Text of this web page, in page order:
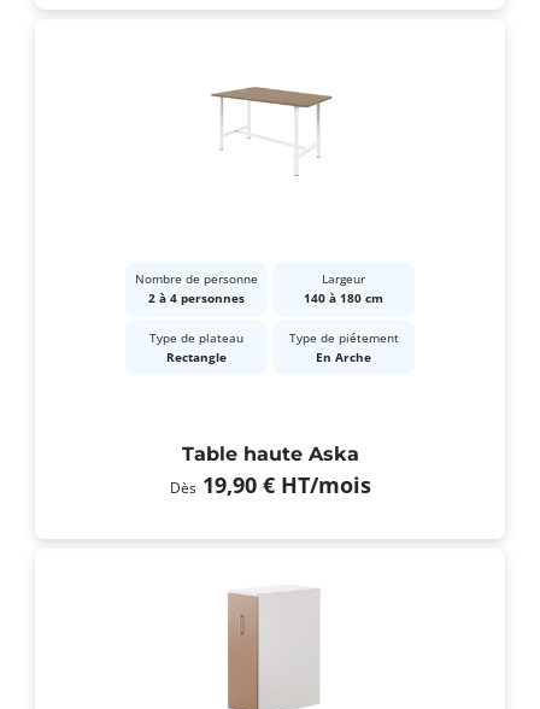
Nombre de personne
2 à 4 personnes
Largeur
140 à 180 cm
Type de plateau
Rectangle
Type de piétement
En Arche
Table haute Aska
Dès 19,90 € HT/mois